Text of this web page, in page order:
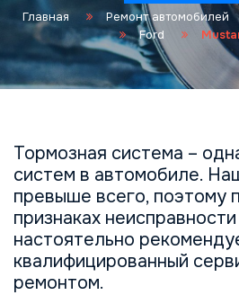
Главная Ремонт автомобилей
Ford
Тормозная система –
систем в автомобиле.
превыше всего, поэтому
признаках
настоятельно
квалифицированный
ремонтом.